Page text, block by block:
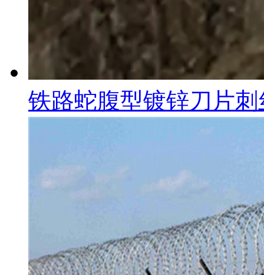
铁路蛇腹型镀锌刀片